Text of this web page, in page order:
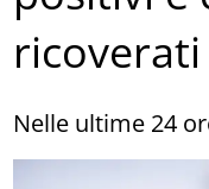
ricoverati
Nelle ultime 24